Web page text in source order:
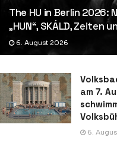
The HU in Berlin 2026:
„HUN“, SKÁLD, Zeiten
6. August 2026
am 7.
6.